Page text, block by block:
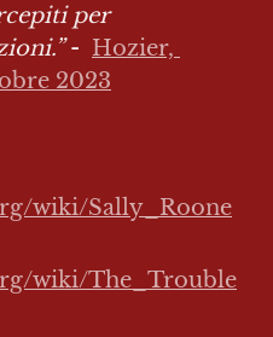
per
- Hozier,
2023
wiki/Sally_Roone
wiki/The_Trouble